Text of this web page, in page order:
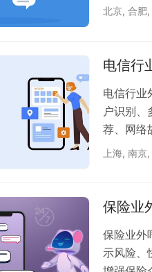
北京, 合肥,
电信行
电信行业
户识别
荐、网络
呼机器
上海, 南京,
保险业
保险业外
示风险、